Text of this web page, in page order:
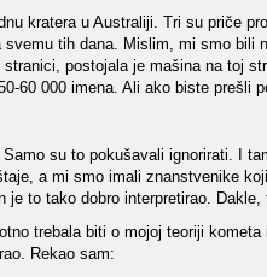
kratera u Australiji. Tri su priče
tih dana. Mislim, mi smo bili
postojala je mašina na toj
60 000 imena. Ali ako biste prešli
su to pokušavali ignorirati. I
a mi smo imali znanstvenike
to tako dobro interpretirao.
trebala biti o mojoj teoriji
Rekao sam: